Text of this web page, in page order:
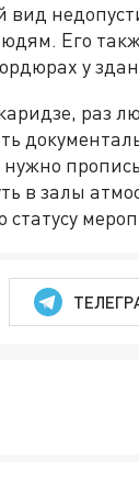
вид
Его
у
раз
в залы
статусу